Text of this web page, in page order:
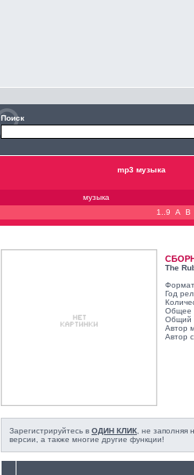
Поиск
mp3 музыка
музыка
1..9
A B
The
Год
Общее
Общий
Автор
Автор
Зарегистрируйтесь в ОДИН КЛИК , не
версии, а также многие другие функции!